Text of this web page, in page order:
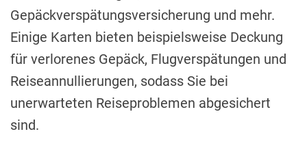
Gepäckverspätungsversicherung und mehr.
Einige Karten bieten beispielsweise Deckung
für verlorenes Gepäck, Flugverspätungen und
Reiseannullierungen, sodass Sie bei
unerwarteten Reiseproblemen abgesichert
sind.